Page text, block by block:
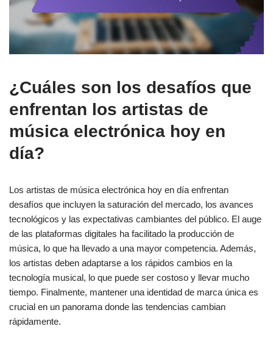
¿Cuáles son los desafíos que
enfrentan los artistas de
música electrónica hoy en
día?
Los artistas de música electrónica hoy en día enfrentan
desafíos que incluyen la saturación del mercado, los avances
tecnológicos y las expectativas cambiantes del público. El auge
de las plataformas digitales ha facilitado la producción de
música, lo que ha llevado a una mayor competencia. Además,
los artistas deben adaptarse a los rápidos cambios en la
tecnología musical, lo que puede ser costoso y llevar mucho
tiempo. Finalmente, mantener una identidad de marca única es
crucial en un panorama donde las tendencias cambian
rápidamente.